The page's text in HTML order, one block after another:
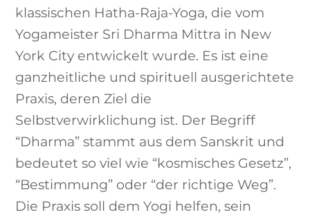
klassischen Hatha-Raja-Yoga, die vom
Yogameister Sri Dharma Mittra in New
York City entwickelt wurde. Es ist eine
ganzheitliche und spirituell ausgerichtete
Praxis, deren Ziel die
Selbstverwirklichung ist. Der Begriff
“Dharma” stammt aus dem Sanskrit und
bedeutet so viel wie “kosmisches Gesetz”,
“Bestimmung” oder “der richtige Weg”.
Die Praxis soll dem Yogi helfen, sein